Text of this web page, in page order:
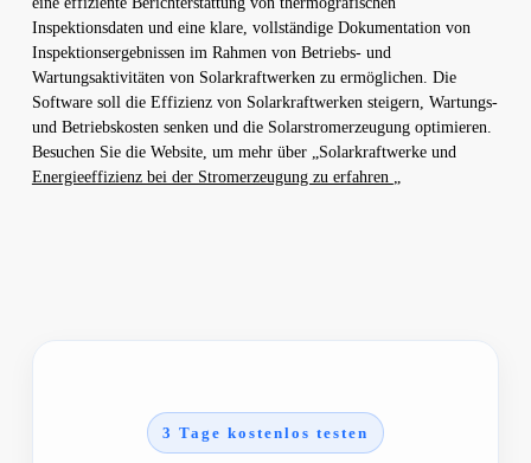
Inspektionsdaten und eine klare, vollständige Dokumentation von
Inspektionsergebnissen im Rahmen von Betriebs- und
Wartungsaktivitäten von Solarkraftwerken zu ermöglichen. Die
Software soll die Effizienz von Solarkraftwerken steigern, Wartungs-
und Betriebskosten senken und die Solarstromerzeugung optimieren.
Besuchen Sie die Website, um mehr über „Solarkraftwerke und
Energieeffizienz bei der Stromerzeugung zu erfahren
3 Tage kostenlos testen